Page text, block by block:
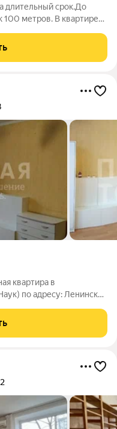
длительный срок.До
100 метров. В квартире
квартира в
по адресу: Ленинский
надежность и